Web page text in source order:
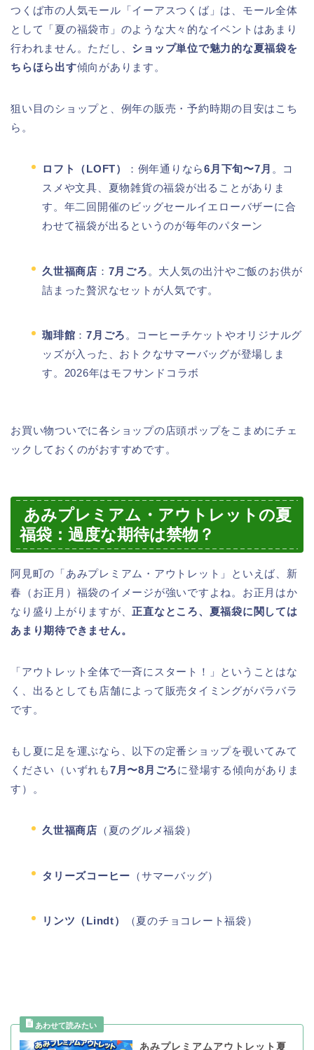
つくば市の人気モール「イーアスつくば」は、モール全体
として「夏の福袋市」のような大々的なイベントはあまり
行われません。ただし、 ショップ単位で魅力的な夏福袋を
ちらほら出す傾向があります。
狙い目のショップと、例年の販売・予約時期の目安はこち
ら。
ロフト（LOFT） ：例年通りなら6月下旬〜7月 。コ
スメや文具、夏物雑貨の福袋が出ることがありま
す。年二回開催のビッグセールイエローバザーに合
わせて福袋が出るというのが毎年のパターン
久世福商店 ： 7月ごろ 。大人気の出汁やご飯のお供が
詰まった贅沢なセットが人気です。
珈琲館 ：7月ごろ 。コーヒーチケットやオリジナルグ
ッズが入った、おトクなサマーバッグが登場しま
す。2026年はモフサンドコラボ
お買い物ついでに各ショップの店頭ポップをこまめにチェ
ックしておくのがおすすめです。
あみプレミアム・アウトレットの夏
福袋：過度な期待は禁物？
阿見町の「あみプレミアム・アウトレット」といえば、新
春（お正月）福袋のイメージが強いですよね。お正月はか
なり盛り上がりますが、正直なところ、夏福袋に関しては
あまり期待できません。
「アウトレット全体で一斉にスタート！」ということはな
く、出るとしても店舗によって販売タイミングがバラバラ
です。
もし夏に足を運ぶなら、以下の定番ショップを覗いてみて
ください（いずれも7月〜8月ごろに登場する傾向がありま
す）。
久世福商店 （夏のグルメ福袋）
タリーズコーヒー （サマーバッグ）
リンツ（Lindt） （夏のチョコレート福袋）
あみプレミアムアウトレット夏